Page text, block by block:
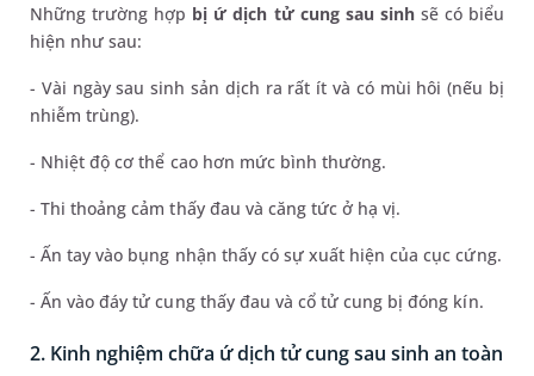
Những trường hợp bị ứ dịch tử cung sau sinh sẽ có biểu
hiện như sau:
- Vài ngày sau sinh sản dịch ra rất ít và có mùi hôi (nếu bị
nhiễm trùng).
- Nhiệt độ cơ thể cao hơn mức bình thường.
- Thi thoảng cảm thấy đau và căng tức ở hạ vị.
- Ấn tay vào bụng nhận thấy có sự xuất hiện của cục cứng.
- Ấn vào đáy tử cung thấy đau và cổ tử cung bị đóng kín.
2. Kinh nghiệm chữa ứ dịch tử cung sau sinh an toàn